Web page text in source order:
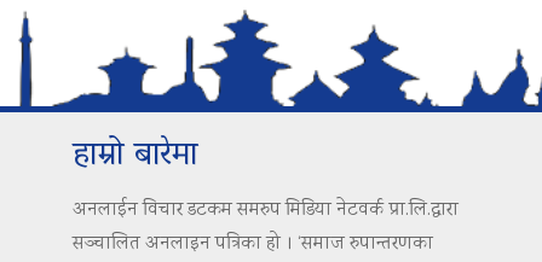
हाम्रो बारेमा
अनलाईन विचार डटकम समरुप मिडिया नेटवर्क प्रा.लि.द्वारा
सञ्चालित अनलाइन पत्रिका हो । ‘समाज रुपान्तरणका